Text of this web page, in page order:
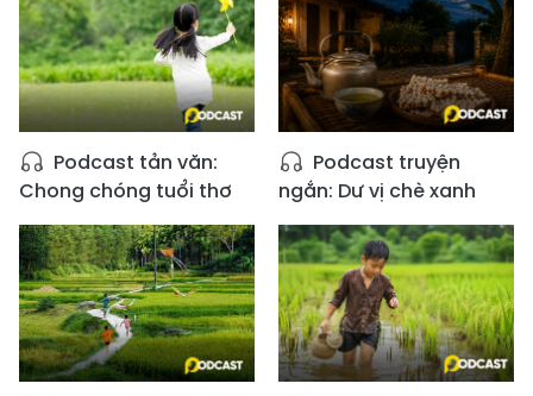
Podcast tản văn:
Chong chóng tuổi thơ
Podcast truyện
ngắn: Dư vị chè xanh